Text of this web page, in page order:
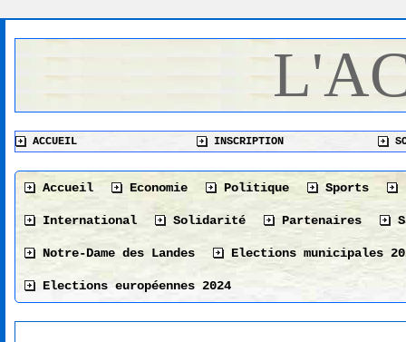
ACCUEIL INSCRIPTION
Accueil Economie Politique Sports
International Solidarité Partenaires
Notre-Dame des Landes Elections municipales
Elections européennes 2024